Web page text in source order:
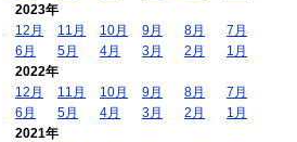
2023年
12月
11月 10月 9月 8月
7月
6月
5月 4月 3月 2月
1月
2022年
12月
11月 10月 9月 8月
7月
6月
5月 4月 3月 2月
1月
2021年